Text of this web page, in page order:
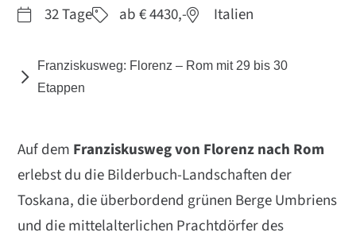
32 Tage ab € 4430,- Italien
Franziskusweg: Florenz – Rom mit 29 bis 30
Etappen
Auf dem Franziskusweg von Florenz nach Rom
erlebst du die Bilderbuch-Landschaften der
Toskana, die überbordend grünen Berge Umbriens
und die mittelalterlichen Prachtdörfer des